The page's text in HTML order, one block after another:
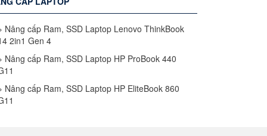
Nâng cấp Ram, SSD Laptop Lenovo ThinkBook
2in1 Gen 4
Nâng cấp Ram, SSD Laptop HP ProBook 440
Nâng cấp Ram, SSD Laptop HP EliteBook 860